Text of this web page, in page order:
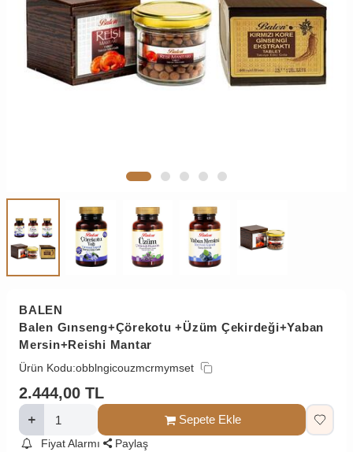
BALEN
Balen Gınseng+Çörekotu +Üzüm Çekirdeği+Yaban
Mersin+Reishi Mantar
Ürün Kodu:obblngicouzmcrmymset
2.444,00 TL
Sepete Ekle
Fiyat Alarmı
Paylaş